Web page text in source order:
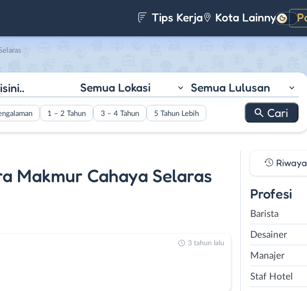
Tips Kerja Kota LainnyaGelap
Semua Lokasi Semua Lulusan
1 – 2 Tahun 3 – 4 Tahun 5 Tahun Lebih
Makmur Cahaya Selaras
3 tahun lalu
Profesi
Barista
Desainer
Manajer
Staf Hotel